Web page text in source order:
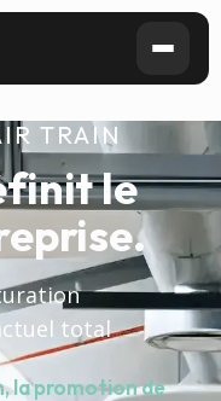
TRAIN
le
total
la promotion de